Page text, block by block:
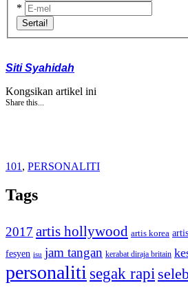
*
Sertai!
Siti Syahidah
Kongsikan artikel ini
Share this...
101 , PERSONALITI
Tags
2017 artis hollywood artis korea
fesyen isu jam tangan kerabat diraja britain
personalitisegak rapi